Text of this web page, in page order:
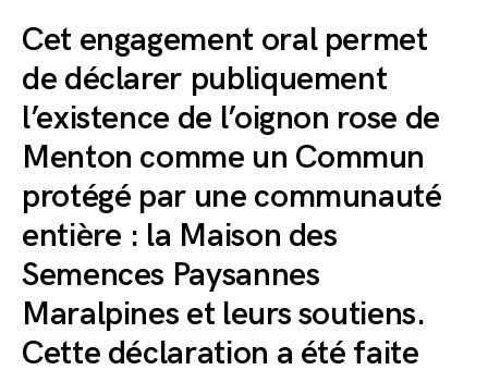
Cet engagement oral permet
de déclarer publiquement
l’existence de l’oignon rose de
Menton comme un Commun
protégé par une communauté
entière : la Maison des
Semences Paysannes
Maralpines et leurs soutiens.
Cette déclaration a été faite